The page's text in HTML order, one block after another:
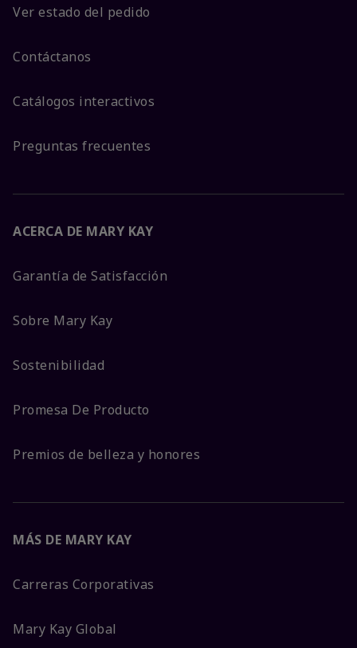
Ver estado del pedido
Contáctanos
Catálogos interactivos
Preguntas frecuentes
ACERCA DE MARY KAY
Garantía de Satisfacción
Sobre Mary Kay
Sostenibilidad
Promesa De Producto
Premios de belleza y honores
MÁS DE MARY KAY
Carreras Corporativas
Mary Kay Global